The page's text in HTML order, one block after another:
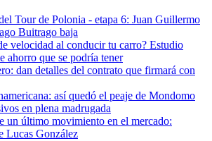
Tour de Polonia - etapa 6: Juan Guillermo
Buitrago baja
velocidad al conducir tu carro? Estudio
ahorro que se podría tener
dan detalles del contrato que firmará con
así quedó el peaje de Mondomo
en plena madrugada
un último movimiento en el mercado:
Lucas González